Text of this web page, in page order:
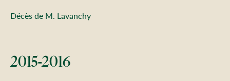
Décès de M. Lavanchy
2015-2016